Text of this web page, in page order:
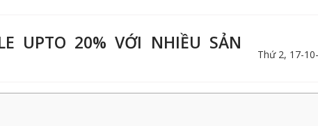
UPTO 20% VỚI NHIỀU SẢN
Thứ 2, 17-